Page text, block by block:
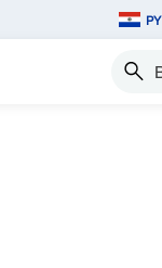
PY
Buscar